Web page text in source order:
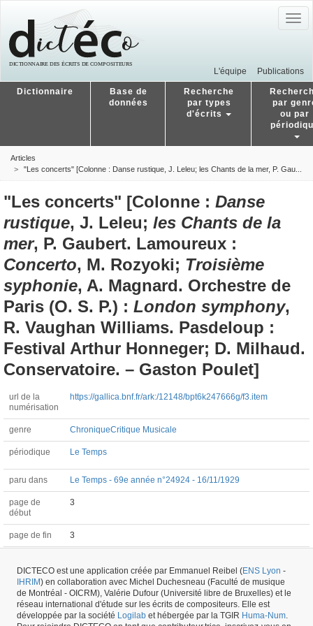
L'équipe Publications
Dictionnaire
Base de
données
Recherche
par types
d'écrits
par
ou par
Articles
"Les concerts" [Colonne : Danse rustique, J. Leleu; les Chants de la mer, P. Gau...
"Les concerts" [Colonne : Danse
rustique, J. Leleu; les Chants de la
mer, P. Gaubert. Lamoureux :
Concerto, M. Rozyoki; Troisième
syphonie, A. Magnard. Orchestre de
Paris (O. S. P.) : London symphony,
R. Vaughan Williams. Pasdeloup :
Festival Arthur Honneger; D. Milhaud.
Conservatoire. – Gaston Poulet]
url de la
numérisation
https://gallica.bnf.fr/ark:/12148/bpt6k247666g/f3.item
genre ChroniqueCritique Musicale
périodique Le Temps
paru dans Le Temps - 69e année n°24924 - 16/11/1929
page de
début
3
page de fin 3
compositeur Florent Schmitt (1870-1958)
Article #51973 -dernière mise à jour 29/05/2026,créé le 06/11/2020 par Fauve
DICTECO est une application créée par Emmanuel Reibel (ENS Lyon -
IHRIM) en collaboration avec Michel Duchesneau (Faculté de musique
de Montréal - OICRM), Valérie Dufour (Université libre de Bruxelles) et le
réseau international d'étude sur les écrits de compositeurs. Elle est
développée par la société Logilab et hébergée par la TGIR Huma-Num